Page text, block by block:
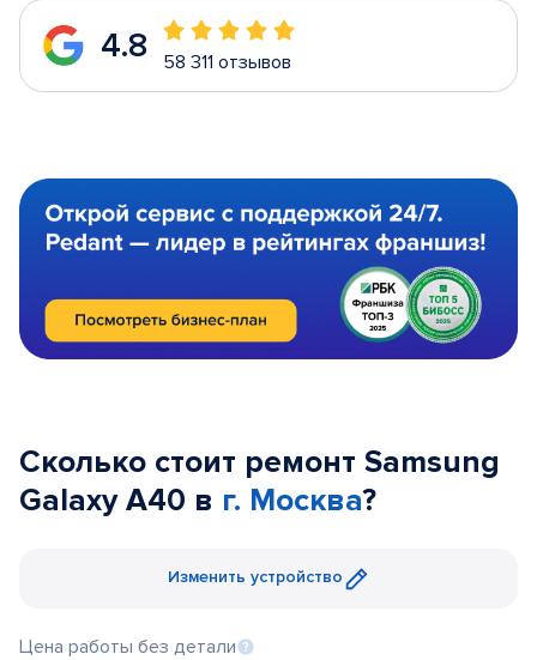
4.8 58 311 отзывов
Сколько стоит ремонт Samsung
Galaxy A40 в г. Москва?
Изменить устройство
Цена работы без детали